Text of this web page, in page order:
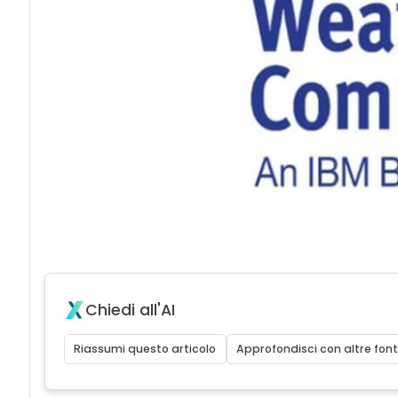
Chiedi all'AI
Riassumi questo articolo Approfondisci con altre